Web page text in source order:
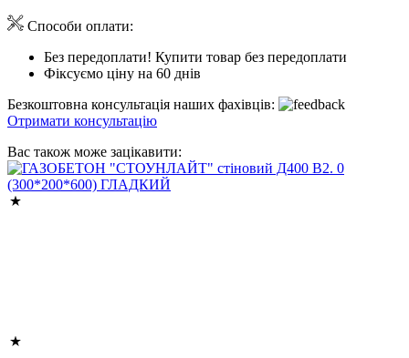
Способи оплати:
Без передоплати! Купити товар без передоплати
Фіксуємо ціну на 60 днів
Безкоштовна консультація наших фахівців:
Отримати консультацію
Вас також може зацікавити: